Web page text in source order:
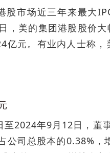
股市场近三年来最大
，美的集团港股股价
元。有业内人士称，
2024年9月12日，董
公司总股本的0.38%